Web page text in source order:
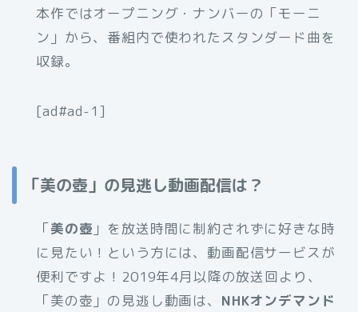
本作ではオープニング・ナンバーの「モーニ
ン」から、番組内で使われたスタンダード曲を
収録。
[ad#ad-1]
「美の壺」の見逃し動画配信は？
「美の壺 」を放送時間に制約されずに好きな時
に見たい！という方には、動画配信サービスが
便利ですよ！2019年4月以降の放送回より、
「美の壺」の見逃し動画は、 NHKオンデマンド